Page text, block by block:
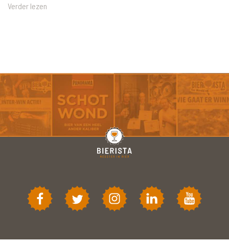
Verder lezen